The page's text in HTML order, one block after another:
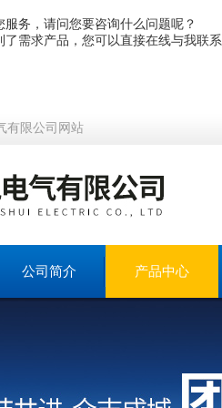
务，请问您要咨询什么问题呢？
需求产品，您可以直接在线与我联
有限公司网站
公司简介 产品中心